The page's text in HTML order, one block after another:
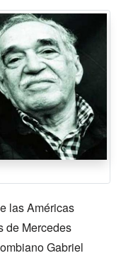
las Américas
de Mercedes
Gabriel